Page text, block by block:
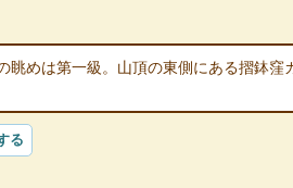
眺めは第一級。山頂の東側にある摺鉢窪
る